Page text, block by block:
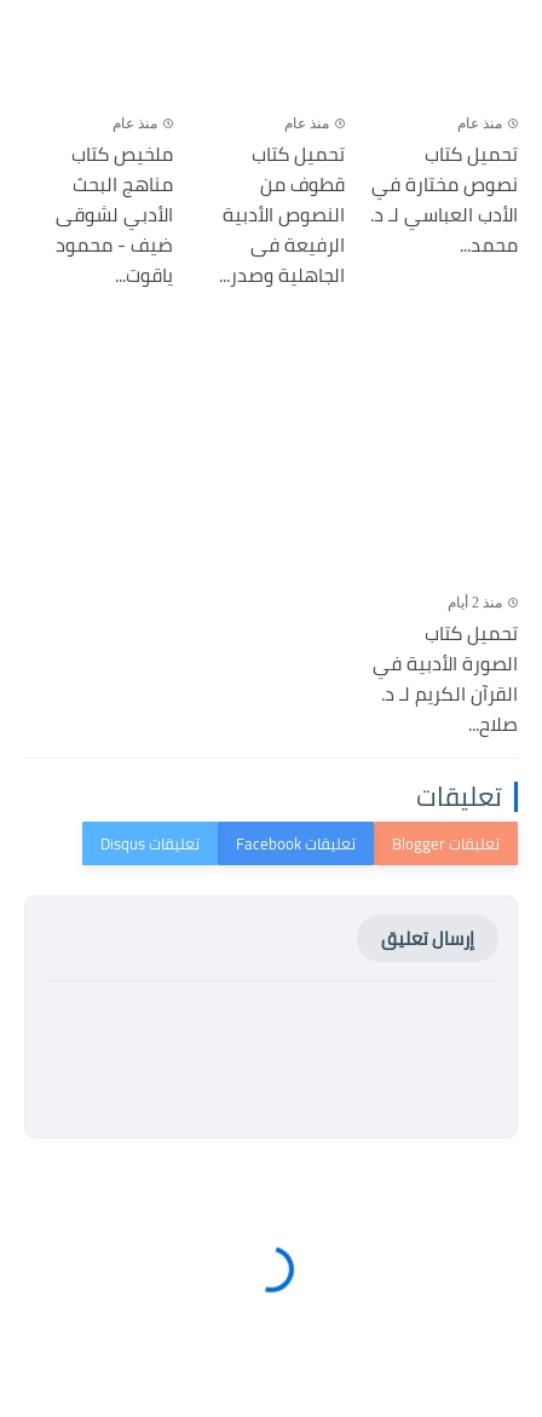
منذ عام
تحميل كتاب
نصوص مختارة في
الأدب العباسي لـ د.
محمد...
منذ عام
تحميل كتاب
قطوف من
النصوص الأدبية
الرفيعة فى
الجاهلية وصدر...
منذ عام
ملخيص كتاب
مناهج البحث
الأدبي لشوقى
ضيف - محمود
ياقوت...
منذ 2 أيام
تحميل كتاب
الصورة الأدبية في
القرآن الكريم لـ د.
صلاح...
تعليقات
إرسال تعليق